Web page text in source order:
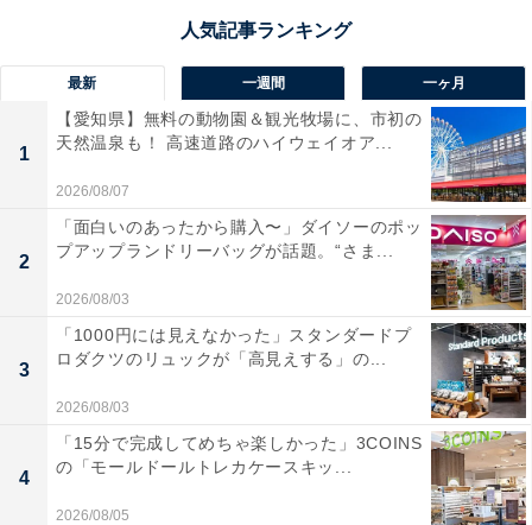
最新 一週間 一ヶ月
1
【愛知県】無料の動物園＆観光牧場に、市初の
天然温泉も！ 高速道路のハイウェイオア...
2026/08/07
2
「面白いのあったから購入〜」ダイソーのポッ
プアップランドリーバッグが話題。“さま...
2026/08/03
3
「1000円には見えなかった」スタンダードプ
ロダクツのリュックが「高見えする」の...
2026/08/03
4
「15分で完成してめちゃ楽しかった」3COINS
の「モールドールトレカケースキッ...
2026/08/05